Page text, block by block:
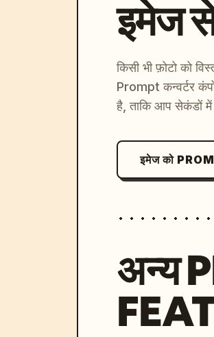
इमेज से
किसी भी फ़ोटो को
Prompt कन्वर्टर
है, ताकि आप सेकंडों में
इमेज को
अन्य